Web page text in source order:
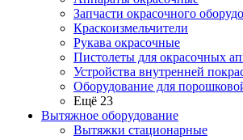
Запчасти окрасочного
Краскоизмельчители
Рукава окрасочные
Пистолеты для окрасочных
Устройства внутренней
Оборудование для
Ещё 23
Вытяжное оборудование
Вытяжки стационарные